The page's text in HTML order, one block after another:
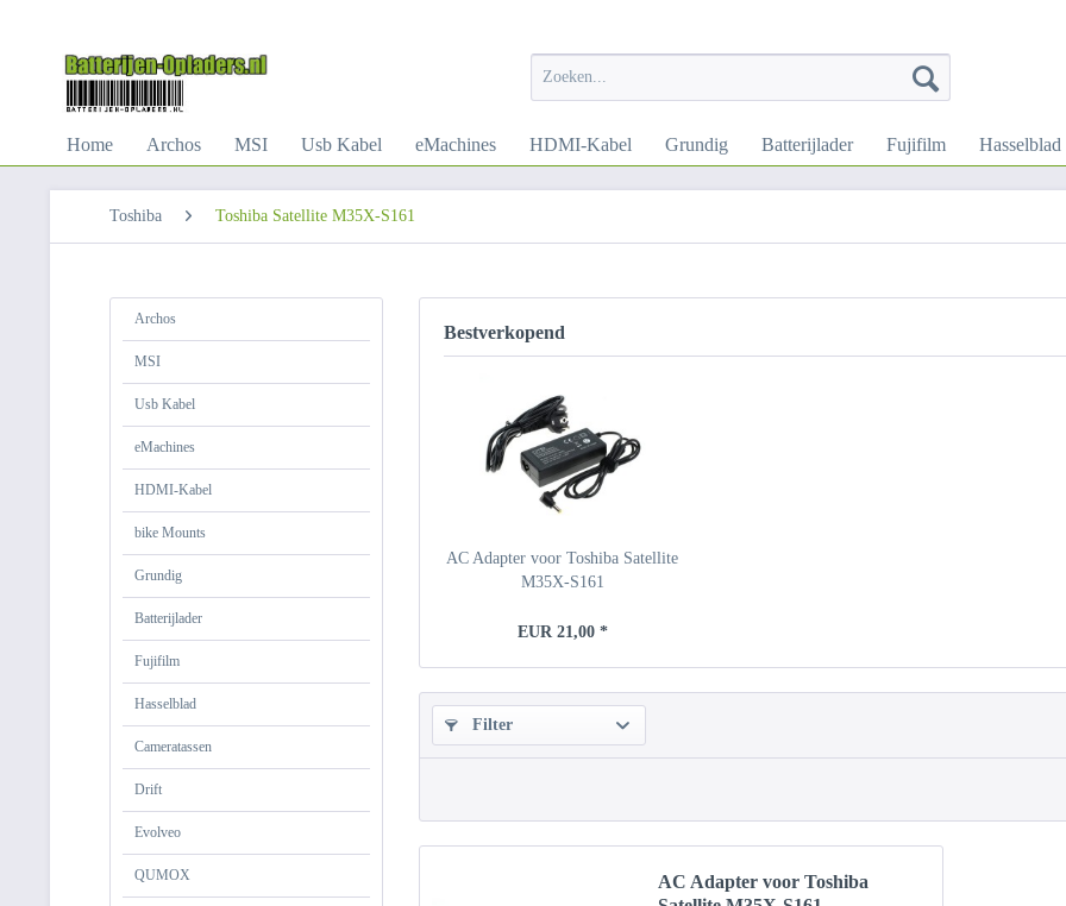
Home Archos MSI Usb Kabel eMachines HDMI-Kabel Grundig Batterijlader Fujifilm Hasselblad
Toshiba Toshiba Satellite M35X-S161
Archos
MSI
Usb Kabel
eMachines
HDMI-Kabel
bike Mounts
Grundig
Batterijlader
Fujifilm
Hasselblad
Cameratassen
Drift
Evolveo
QUMOX
Bestverkopend
AC Adapter voor Toshiba Satellite
M35X-S161
EUR 21,00 *
Filter
AC Adapter voor Toshiba